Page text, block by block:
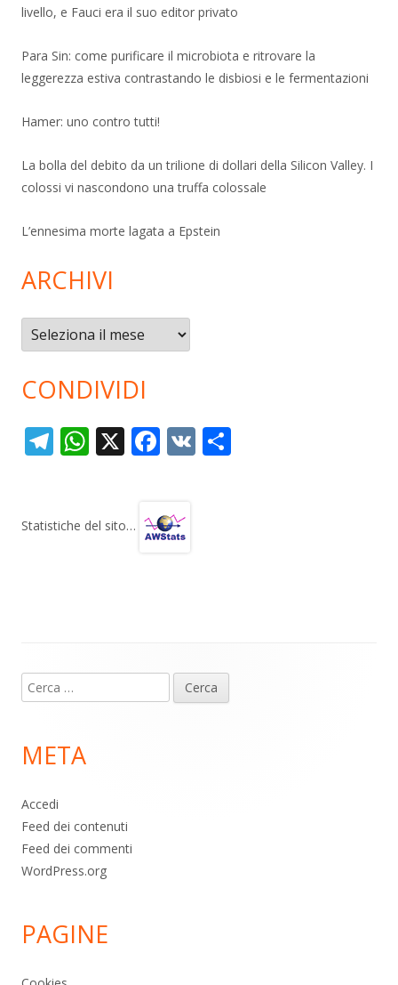
livello, e Fauci era il suo editor privato
Para Sin: come purificare il microbiota e ritrovare la
leggerezza estiva contrastando le disbiosi e le fermentazioni
Hamer: uno contro tutti!
La bolla del debito da un trilione di dollari della Silicon Valley. I
colossi vi nascondono una truffa colossale
L’ennesima morte lagata a Epstein
ARCHIVI
Archivi
CONDIVIDI
T
gr
W
s
X F
b
V
Statistiche del sito…
piè
pagina
Ricerca
per:
META
Accedi
Feed dei contenuti
Feed dei commenti
WordPress.org
PAGINE